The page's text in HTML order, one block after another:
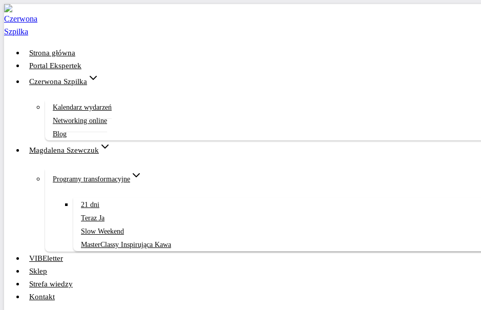
Przejdź
do
treści
Strona główna
Portal Ekspertek
Czerwona Szpilka
Kalendarz wydarzeń
Networking online
Blog
Magdalena Szewczuk
Programy transformacyjne
21 dni
Teraz Ja
Slow Weekend
MasterClassy Inspirująca Kawa
VIBEletter
Sklep
Strefa wiedzy
Kontakt